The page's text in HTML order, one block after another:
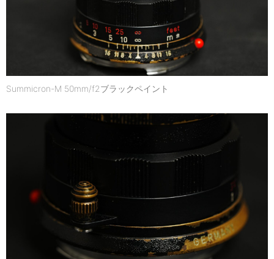
Summicron-M 50mm/f2ブラックペイント